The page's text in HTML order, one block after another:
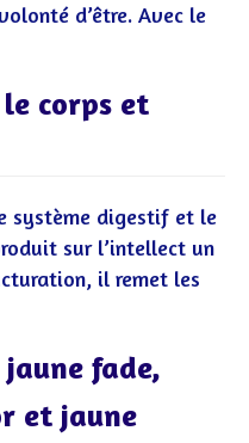
d’être. Avec le
corps et
système digestif et le
sur l’intellect un
il remet les
jaune fade,
et jaune